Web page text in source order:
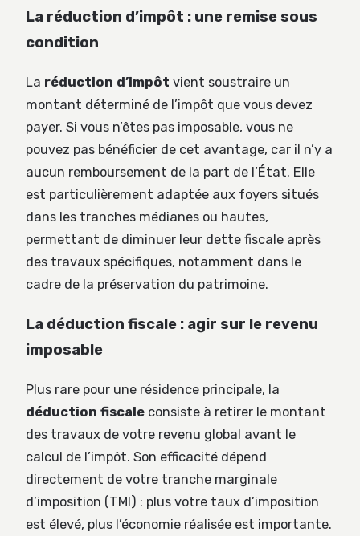
La réduction d’impôt : une remise sous
condition
La réduction d’impôt vient soustraire un
montant déterminé de l’impôt que vous devez
payer. Si vous n’êtes pas imposable, vous ne
pouvez pas bénéficier de cet avantage, car il n’y a
aucun remboursement de la part de l’État. Elle
est particulièrement adaptée aux foyers situés
dans les tranches médianes ou hautes,
permettant de diminuer leur dette fiscale après
des travaux spécifiques, notamment dans le
cadre de la préservation du patrimoine.
La déduction fiscale : agir sur le revenu
imposable
Plus rare pour une résidence principale, la
déduction fiscale consiste à retirer le montant
des travaux de votre revenu global avant le
calcul de l’impôt. Son efficacité dépend
directement de votre tranche marginale
d’imposition (TMI) : plus votre taux d’imposition
est élevé, plus l’économie réalisée est importante.